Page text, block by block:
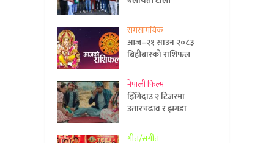
समसामयिक
आज–२१ साउन २०८३
बिहीबारको राशिफल
नेपाली फिल्म
झिँगेदाउ २ टिजरमा
उतारचढाव र झगडा
गीत/संगीत